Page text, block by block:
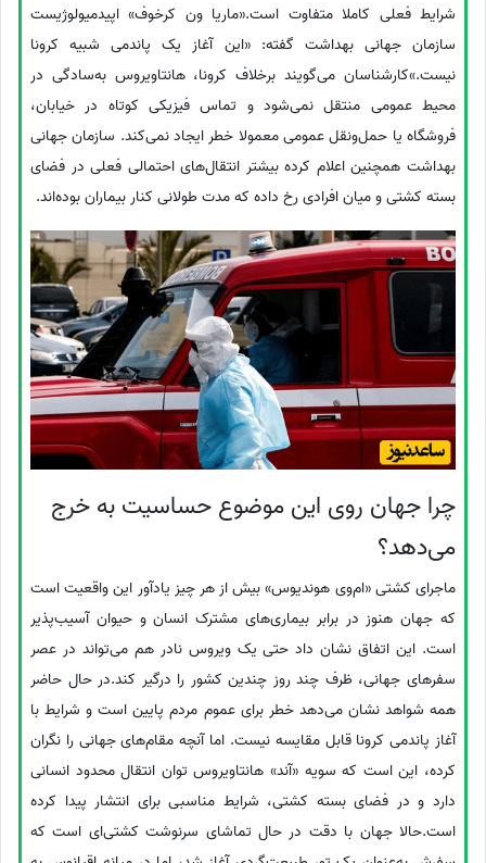
شرایط فعلی کاملا متفاوت است.«ماریا ون کرخوف» اپیدمیولوژیست
سازمان جهانی بهداشت گفته: «این آغاز یک پاندمی شبیه کرونا
نیست.»کارشناسان می‌گویند برخلاف کرونا، هانتاویروس به‌سادگی در
محیط عمومی منتقل نمی‌شود و تماس فیزیکی کوتاه در خیابان،
فروشگاه یا حمل‌ونقل عمومی معمولا خطر ایجاد نمی‌کند. سازمان جهانی
بهداشت همچنین اعلام کرده بیشتر انتقال‌های احتمالی فعلی در فضای
بسته کشتی و میان افرادی رخ داده که مدت طولانی کنار بیماران بوده‌اند.
چرا جهان روی این موضوع حساسیت به خرج
می‌دهد؟
ماجرای کشتی «ام‌وی هوندیوس» بیش از هر چیز یادآور این واقعیت است
که جهان هنوز در برابر بیماری‌های مشترک انسان و حیوان آسیب‌پذیر
است. این اتفاق نشان داد حتی یک ویروس نادر هم می‌تواند در عصر
سفرهای جهانی، ظرف چند روز چندین کشور را درگیر کند.در حال حاضر
همه شواهد نشان می‌دهد خطر برای عموم مردم پایین است و شرایط با
آغاز پاندمی کرونا قابل مقایسه نیست. اما آنچه مقام‌های جهانی را نگران
کرده، این است که سویه «آند» هانتاویروس توان انتقال محدود انسانی
دارد و در فضای بسته کشتی، شرایط مناسبی برای انتشار پیدا کرده
است.حالا جهان با دقت در حال تماشای سرنوشت کشتی‌ای است که